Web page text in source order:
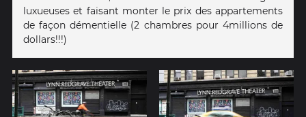
luxueuses et faisant monter le prix des appartements
de façon démentielle (2 chambres pour 4millions de
dollars!!!)